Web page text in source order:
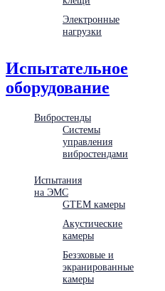
Электронные
нагрузки
Испытательное
оборудование
Вибростенды
Системы
управления
вибростендами
Испытания
на ЭМС
GTEM камеры
Акустические
камеры
Безэховые и
экранированные
камеры